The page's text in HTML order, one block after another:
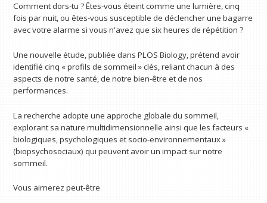
Comment dors-tu ? Êtes-vous éteint comme une lumière, cinq
fois par nuit, ou êtes-vous susceptible de déclencher une bagarre
avec votre alarme si vous n'avez que six heures de répétition ?
Une nouvelle étude, publiée dans PLOS Biology, prétend avoir
identifié cinq « profils de sommeil » clés, reliant chacun à des
aspects de notre santé, de notre bien-être et de nos
performances.
La recherche adopte une approche globale du sommeil,
explorant sa nature multidimensionnelle ainsi que les facteurs «
biologiques, psychologiques et socio-environnementaux »
(biopsychosociaux) qui peuvent avoir un impact sur notre
sommeil.
Vous aimerez peut-être